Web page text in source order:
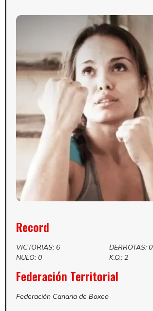
Record
VICTORIAS: 6
DERROTAS: 0
NULO: 0
K.O.: 2
Federación Territorial
Federación Canaria de Boxeo